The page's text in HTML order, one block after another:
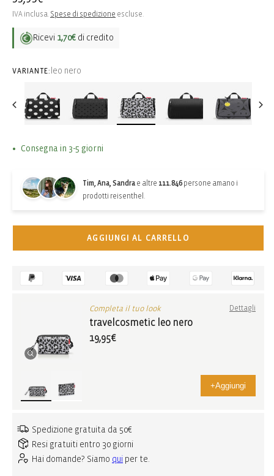
di
listino
IVA inclusa. Spese di spedizione escluse.
Ricevi 1,70€ di credito
VARIANTE: leo nero
Consegna in 3-5 giorni
Tim, Ana, Sandra e altre 111.846 persone amano i
prodotti reisenthel.
AGGIUNGI AL CARRELLO
Completa il tuo look Dettagli
travelcosmetic leo nero
19,95€
+Aggiungi
Spedizione gratuita da 50€
Resi gratuiti entro 30 giorni
Hai domande? Siamo qui per te.